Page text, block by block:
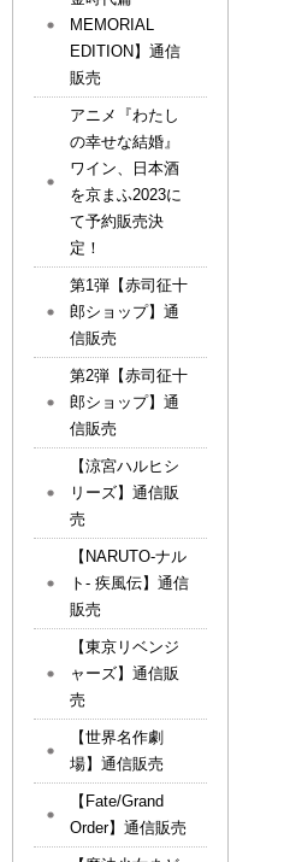
MEMORIAL
EDITION】通信
販売
アニメ『わたし
の幸せな結婚』
ワイン、日本酒
を京まふ2023に
て予約販売決
定！
第1弾【赤司征十
郎ショップ】通
信販売
第2弾【赤司征十
郎ショップ】通
信販売
【涼宮ハルヒシ
リーズ】通信販
売
【NARUTO-ナル
ト- 疾風伝】通信
販売
【東京リベンジ
ャーズ】通信販
売
【世界名作劇
場】通信販売
【Fate/Grand
Order】通信販売